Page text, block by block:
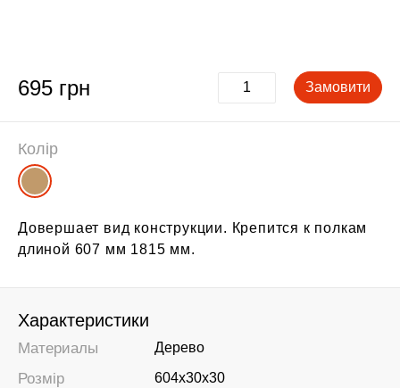
695 грн Замовити
Колір
Довершает вид конструкции. Крепится к полкам
длиной 607 мм 1815 мм.
Характеристики
Материалы Дерево
Розмір 604х30х30